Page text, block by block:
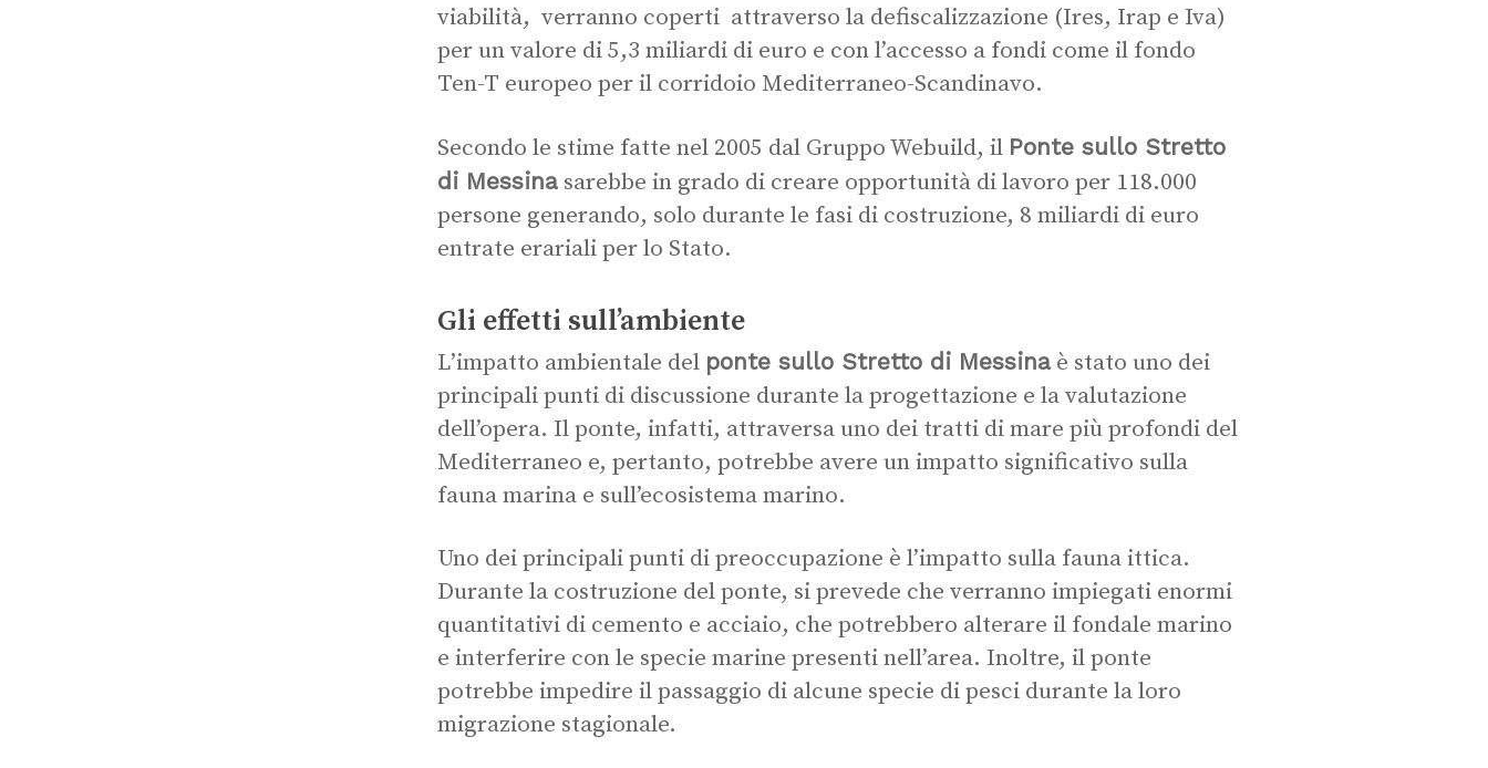
viabilità, verranno coperti attraverso la defiscalizzazione (Ires, Irap e Iva)
per un valore di 5,3 miliardi di euro e con l’accesso a fondi come il fondo
Ten-T europeo per il corridoio Mediterraneo-Scandinavo.
Secondo le stime fatte nel 2005 dal Gruppo Webuild, il Ponte sullo Stretto
di Messina sarebbe in grado di creare opportunità di lavoro per 118.000
persone generando, solo durante le fasi di costruzione, 8 miliardi di euro
entrate erariali per lo Stato.
Gli effetti sull’ambiente
L’impatto ambientale del ponte sullo Stretto di Messina è stato uno dei
principali punti di discussione durante la progettazione e la valutazione
dell’opera. Il ponte, infatti, attraversa uno dei tratti di mare più profondi del
Mediterraneo e, pertanto, potrebbe avere un impatto significativo sulla
fauna marina e sull’ecosistema marino.
Uno dei principali punti di preoccupazione è l’impatto sulla fauna ittica.
Durante la costruzione del ponte, si prevede che verranno impiegati enormi
quantitativi di cemento e acciaio, che potrebbero alterare il fondale marino
e interferire con le specie marine presenti nell’area. Inoltre, il ponte
potrebbe impedire il passaggio di alcune specie di pesci durante la loro
migrazione stagionale.